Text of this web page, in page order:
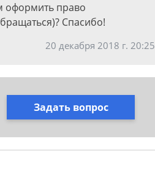
оформить право
Спасибо!
20 декабря 2018 г. 20:25
Задать вопрос